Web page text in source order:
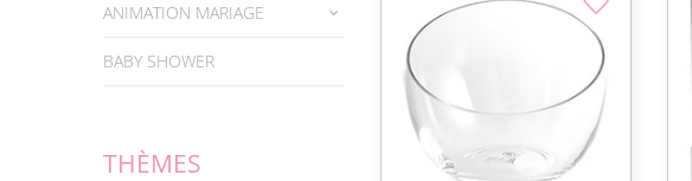
ANIMATION MARIAGE
BABY SHOWER
THÈMES